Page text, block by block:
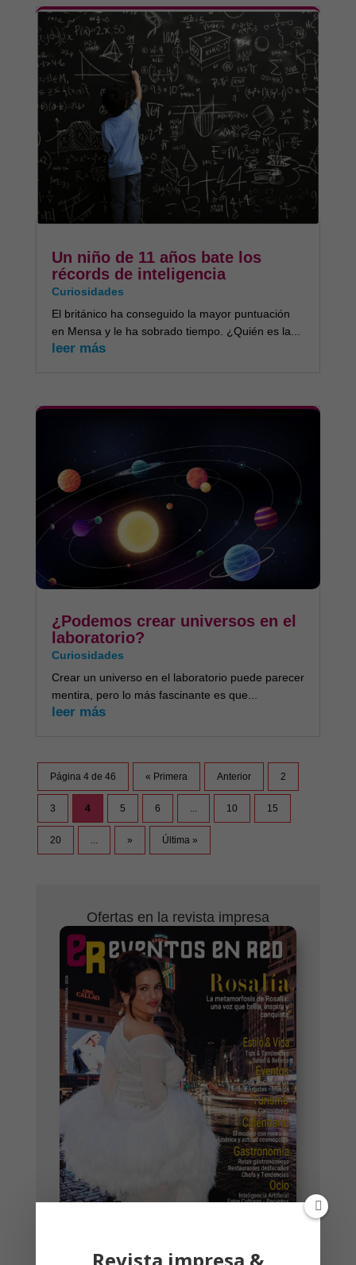
Un niño de 11 años bate los
récords de inteligencia
Curiosidades
El británico ha conseguido la mayor puntuación
en Mensa y le ha sobrado tiempo. ¿Quién es la...
leer más
¿Podemos crear universos en el
laboratorio?
Curiosidades
Crear un universo en el laboratorio puede parecer
mentira, pero lo más fascinante es que...
leer más
Página 4 de 46 « Primera Anterior 2
3 4 5 6 ... 10 15
20 ... » Última »
Ofertas en la revista impresa
Revista impresa &